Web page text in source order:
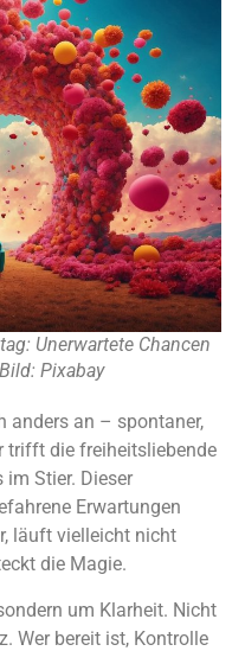
Unerwartete Chancen
Pixabay
anders an – spontaner,
trifft die freiheitsliebende
im Stier. Dieser
Erwartungen
läuft vielleicht nicht
die Magie.
um Klarheit. Nicht
Wer bereit ist, Kontrolle